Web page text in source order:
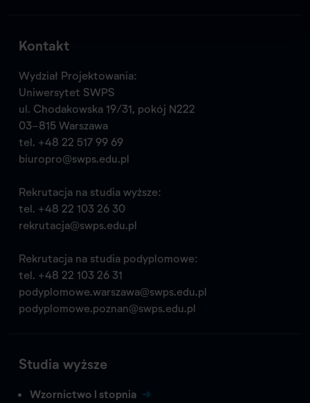
Kontakt
Wydział Projektowania:
Uniwersytet SWPS
ul. Chodakowska 19/31, pokój N222
03-815 Warszawa
tel. +48 22 517 99 69
biuropro@swps.edu.pl
Rekrutacja na studia wyższe:
tel. +48 22 103 26 30
rekrutacja@swps.edu.pl
Rekrutacja na studia podyplomowe:
tel. +48 22 103 26 31
podyplomowe.warszawa@swps.edu.pl
podyplomowe.poznan@swps.edu.pl
Studia wyższe
Wzornictwo I stopnia